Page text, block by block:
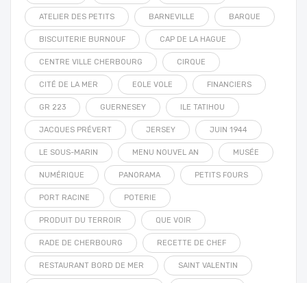
ATELIER DES PETITS BARNEVILLE BARQUE
BISCUITERIE BURNOUF CAP DE LA HAGUE
CENTRE VILLE CHERBOURG CIRQUE
CITÉ DE LA MER EOLE VOLE FINANCIERS
GR 223 GUERNESEY ILE TATIHOU
JACQUES PRÉVERT JERSEY JUIN 1944
LE SOUS-MARIN MENU NOUVEL AN MUSÉE
NUMÉRIQUE PANORAMA PETITS FOURS
PORT RACINE POTERIE
PRODUIT DU TERROIR QUE VOIR
RADE DE CHERBOURG RECETTE DE CHEF
RESTAURANT BORD DE MER SAINT VALENTIN